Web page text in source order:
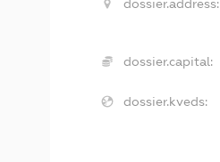
dossier.address:
dossier.capital:
dossier.kveds: